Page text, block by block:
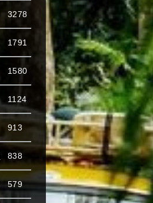
3278
1791
1580
1124
913
838
579